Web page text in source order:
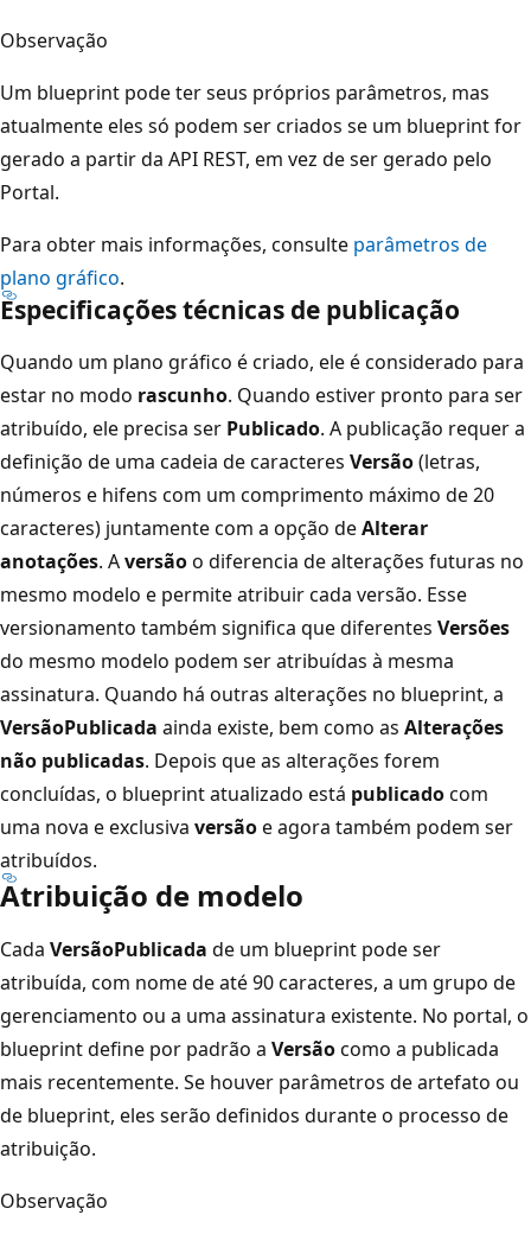
Observação
Um blueprint pode ter seus próprios parâmetros, mas
atualmente eles só podem ser criados se um blueprint for
gerado a partir da API REST, em vez de ser gerado pelo
Portal.
Para obter mais informações, consulte parâmetros de
plano gráfico.
Especificações técnicas de publicação
Quando um plano gráfico é criado, ele é considerado para
estar no modo rascunho. Quando estiver pronto para ser
atribuído, ele precisa ser Publicado. A publicação requer a
definição de uma cadeia de caracteres Versão(letras,
números e hifens com um comprimento máximo de 20
caracteres) juntamente com a opção deAlterar
anotações. Aversãoo diferencia de alterações futuras no
mesmo modelo e permite atribuir cada versão. Esse
versionamento também significa que diferentes Versões
do mesmo modelo podem ser atribuídas à mesma
assinatura. Quando há outras alterações no blueprint, a
VersãoPublicada ainda existe, bem como as Alterações
não publicadas. Depois que as alterações forem
concluídas, o blueprint atualizado está publicadocom
uma nova e exclusiva versãoe agora também podem ser
atribuídos.
Atribuição de modelo
Cada VersãoPublicada de um blueprint pode ser
atribuída, com nome de até 90 caracteres, a um grupo de
gerenciamento ou a uma assinatura existente. No portal, o
blueprint define por padrão a Versãocomo a publicada
mais recentemente. Se houver parâmetros de artefato ou
de blueprint, eles serão definidos durante o processo de
atribuição.
Observação